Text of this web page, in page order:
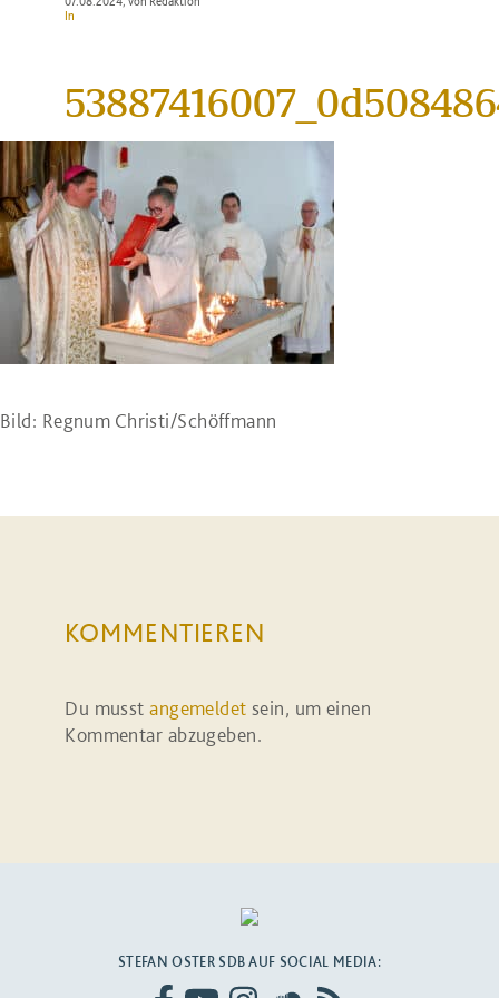
In
Bild: Regnum Christi/Schöffmann
KOMMENTIEREN
Du musstangemeldet sein, um einen
Kommentar abzugeben.
STEFAN OSTER SDB AUF SOCIAL MEDIA: